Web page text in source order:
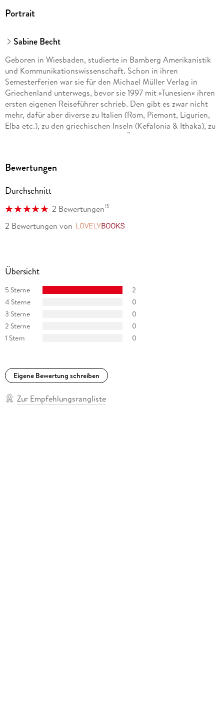
Portrait
Sabine Becht
Geboren in Wiesbaden, studierte in Bamberg Amerikanistik
und Kommunikationswissenschaft. Schon in ihren
Semesterferien war sie für den Michael Müller Verlag in
Griechenland unterwegs, bevor sie 1997 mit »Tunesien« ihren
ersten eigenen Reiseführer schrieb. Den gibt es zwar nicht
mehr, dafür aber diverse zu Italien (Rom, Piemont, Ligurien,
Elba etc.), zu den griechischen Inseln (Kefalonia & Ithaka), zu
Mecklenburg-Vorpommern und zu Österreich.
Bewertungen
Durchschnitt
2 Bewertungen15
2 Bewertungen von
Übersicht
5 Sterne
2
4 Sterne
0
3 Sterne
0
2 Sterne
0
1 Stern
0
Eigene Bewertung schreiben
Zur Empfehlungsrangliste